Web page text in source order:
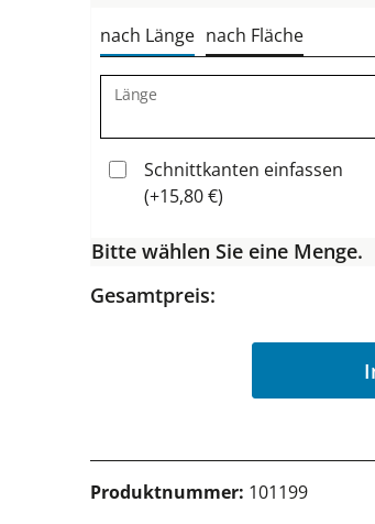
nach Länge nach Fläche
Länge
Schnittkanten einfassen
(+15,80 €)
Bitte wählen Sie eine Menge.
Gesamtpreis:
Produktnummer: 101199